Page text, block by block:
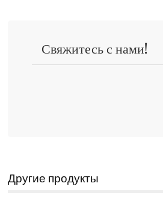
Свяжитесь с нами!
Другие продукты